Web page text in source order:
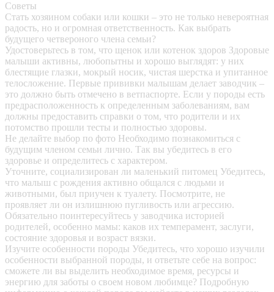
Советы
Стать хозяином собаки или кошки – это не только невероятная
радость, но и огромная ответственность. Как выбрать
будущего четвероного члена семьи?
Удостоверьтесь в том, что щенок или котенок здоров Здоровые
малыши активны, любопытны и хорошо выглядят: у них
блестящие глазки, мокрый носик, чистая шерстка и упитанное
телосложение. Первые прививки малышам делает заводчик –
это должно быть отмечено в ветпаспорте. Если у породы есть
предрасположенность к определенным заболеваниям, вам
должны предоставить справки о том, что родители и их
потомство прошли тесты и полностью здоровы.
Не делайте выбор по фото Необходимо познакомиться с
будущим членом семьи лично. Так вы убедитесь в его
здоровье и определитесь с характером.
Уточните, социализирован ли маленький питомец Убедитесь,
что малыш с рождения активно общался с людьми и
животными, был приучен к туалету. Посмотрите, не
проявляет ли он излишнюю пугливость или агрессию.
Обязательно поинтересуйтесь у заводчика историей
родителей, особенно мамы: каков их темперамент, заслуги,
состояние здоровья и возраст вязки.
Изучите особенности породы Убедитесь, что хорошо изучили
особенности выбранной породы, и ответьте себе на вопрос:
сможете ли вы выделить необходимое время, ресурсы и
энергию для заботы о своем новом любимце? Подробную